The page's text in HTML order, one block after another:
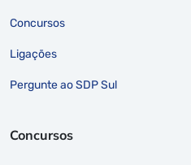
Concursos
Ligações
Pergunte ao SDP Sul
Concursos